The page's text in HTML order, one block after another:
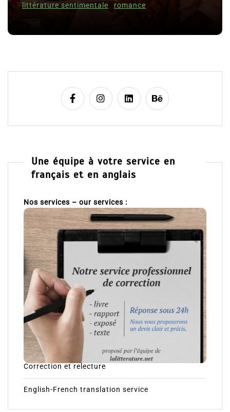
littérature sentimentale romance
Une équipe à votre service en
français et en anglais
Nos services – our services :
Correction et relecture
English-French translation service